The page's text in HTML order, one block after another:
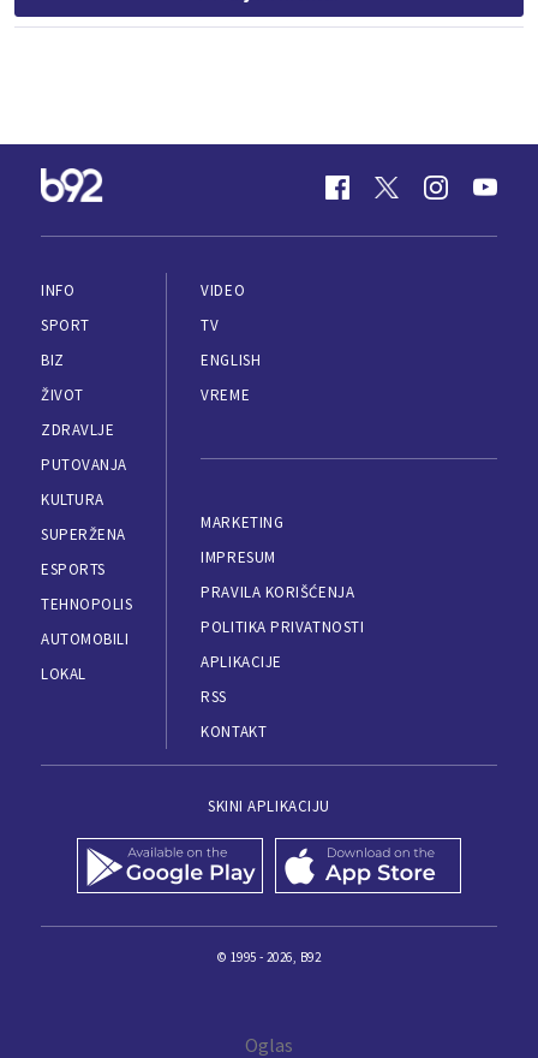
INFO
SPORT
BIZ
ŽIVOT
ZDRAVLJE
PUTOVANJA
KULTURA
SUPERŽENA
ESPORTS
TEHNOPOLIS
AUTOMOBILI
LOKAL
VIDEO
TV
ENGLISH
VREME
MARKETING
IMPRESUM
PRAVILA KORIŠĆENJA
POLITIKA PRIVATNOSTI
APLIKACIJE
RSS
KONTAKT
SKINI APLIKACIJU
© 1995 - 2026, B92